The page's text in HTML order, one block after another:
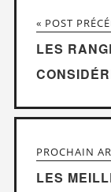
« POST
LES
PROCHAIN
LES